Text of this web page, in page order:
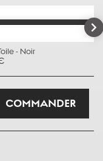
- Noir
COMMANDER